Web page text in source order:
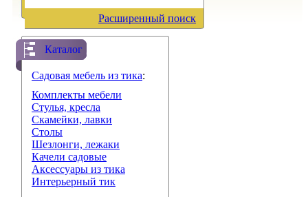
Расширенный поиск
Каталог
Садовая мебель из тика:
Комплекты мебели
Стулья, кресла
Скамейки, лавки
Столы
Шезлонги, лежаки
Качели садовые
Аксессуары из тика
Интерьерный тик